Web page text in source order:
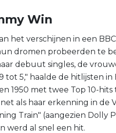
Win
het verschijnen in een
dromen probeerden te
debuut singles, de
tot 5," haalde de hitlijsten
1950 met twee Top 10-
als haar erkenning in de
Train" (aangezien Dolly
werd al snel een hit.